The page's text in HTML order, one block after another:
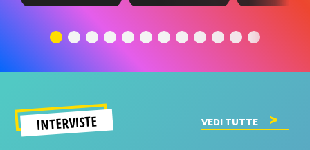
testo,
significato
traduzione e
del singolo
testo,
INTERVISTE VEDI TUTTE